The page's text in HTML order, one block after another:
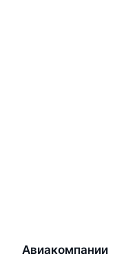
Авиакомпании